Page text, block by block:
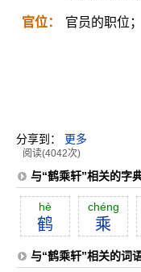
官位： 官员的职位
分享到： 更多
阅读(4042次)
与“鹤乘轩”相关的字
hè
鹤
chéng
乘
与“鹤乘轩”相关的词